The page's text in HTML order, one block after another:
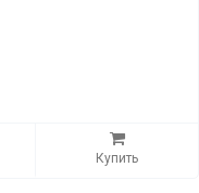
Купить